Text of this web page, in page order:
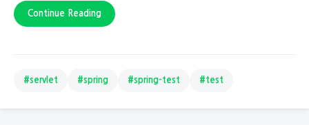
Continue Reading
#servlet #spring #spring-test #test